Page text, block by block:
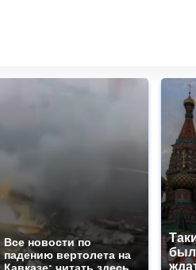
Все новости по
падению вертолета на